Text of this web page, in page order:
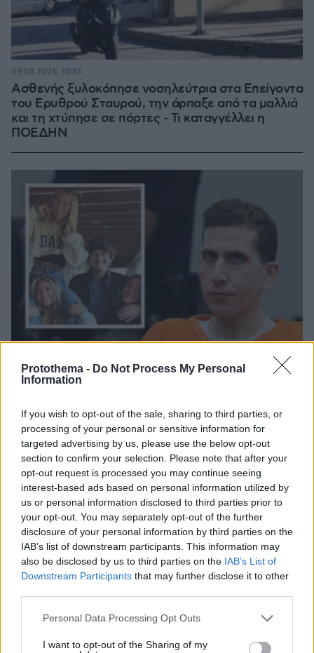
Protothema - Do Not Process My Personal
Information
If you wish to opt-out of the sale, sharing to third parties, or
processing of your personal or sensitive information for
targeted advertising by us, please use the below opt-out
section to confirm your selection. Please note that after your
opt-out request is processed you may continue seeing
interest-based ads based on personal information utilized by
us or personal information disclosed to third parties prior to
your opt-out. You may separately opt-out of the further
disclosure of your personal information by third parties on the
IAB’s list of downstream participants. This information may
also be disclosed by us to third parties on the IAB’s List of
Downstream Participants that may further disclose it to other
Please note that this website/app uses one or more Google
not limited to your visit or usage behaviour. You may click to
Personal Data Processing Opt Outs
I want to opt-out of the Sharing of my
Ασθενής ξυλοκόπησε νοσηλεύτρια στα Επείγοντα
του Ερυθρού Σταυρού, την άρπαξε από τα μαλλιά
και τη χτύπησε σε πόρτες - Τι καταγγέλλει η
ΠΟΕΔΗΝ
09.08.2026, 10:51
Το σπίτι του τρόμου στο Άινταχο: Η νύχτα που
τέσσερις φοιτητές δολοφονήθηκαν μέσα σε λίγα
λεπτά
09.08.2026, 08:33